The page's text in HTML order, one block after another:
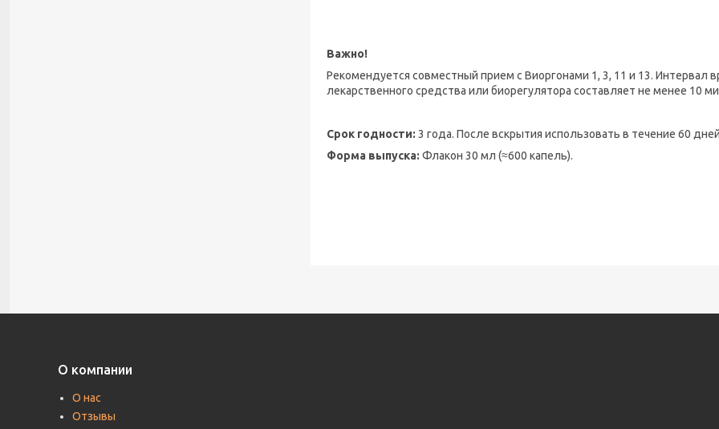
Важно!
Рекомендуется совместный прием с Виоргонами 1, 3, 11 и 13. Интервал
лекарственного средства или биорегулятора составляет не менее 10
Срок годности: 3 года. После вскрытия использовать в течение 60
Форма выпуска: Флакон 30 мл (≈600 капель).
О компании
О нас
Отзывы